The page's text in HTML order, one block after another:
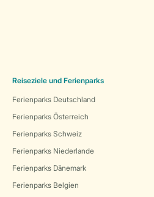
Reiseziele und Ferienparks
Ferienparks Deutschland
Ferienparks Österreich
Ferienparks Schweiz
Ferienparks Niederlande
Ferienparks Dänemark
Ferienparks Belgien